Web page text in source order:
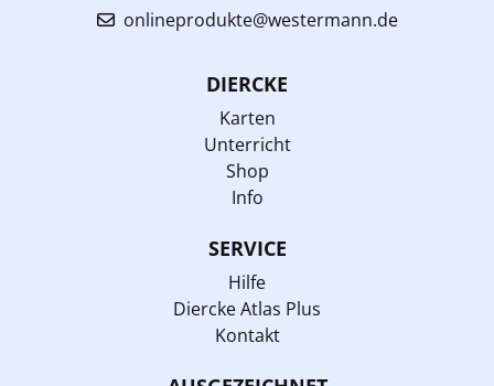
onlineprodukte@westermann.de
DIERCKE
Karten
Unterricht
Shop
Info
SERVICE
Hilfe
Diercke Atlas Plus
Kontakt